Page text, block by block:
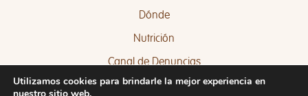
Dónde
Nutrición
Canal de Denuncias
Quejas y Sugerencias
Utilizamos cookies para brindarle la mejor experiencia en